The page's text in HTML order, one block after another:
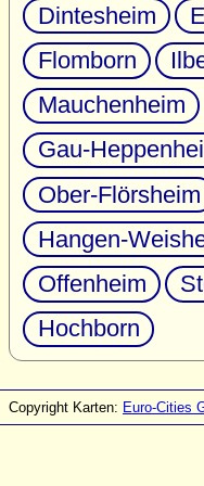
Dintesheim
Flomborn
Mauchenheim
Gau-
Ober-Flörsheim
Hangen-
Offenheim
Hochborn
Copyright Karten: Euro-Cities